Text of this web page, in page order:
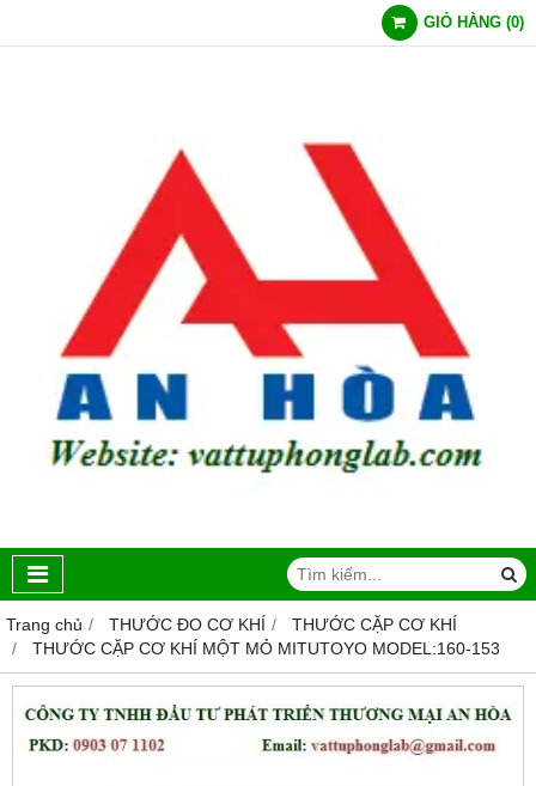
GIỎ HÀNG (0)
Trang chủ THƯỚC ĐO CƠ KHÍ
THƯỚC CẶP CƠ KHÍ
THƯỚC CẶP CƠ KHÍ MỘT MỎ MITUTOYO MODEL:160-153